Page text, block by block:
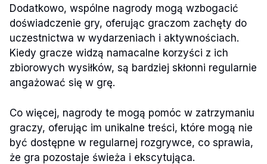
Dodatkowo, wspólne nagrody mogą wzbogacić
doświadczenie gry, oferując graczom zachęty do
uczestnictwa w wydarzeniach i aktywnościach.
Kiedy gracze widzą namacalne korzyści z ich
zbiorowych wysiłków, są bardziej skłonni regularnie
angażować się w grę.
Co więcej, nagrody te mogą pomóc w zatrzymaniu
graczy, oferując im unikalne treści, które mogą nie
być dostępne w regularnej rozgrywce, co sprawia,
że gra pozostaje świeża i ekscytująca.